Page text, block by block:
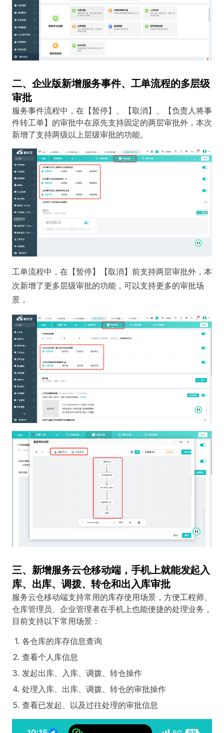
二、企业版新增服务事件、工单流程的多层级
审批
服务事件流程中，在【暂停】、【取消】、【负责人将事
件转工单】的审批中在原先支持固定的两层审批外，本次
新增了支持两级以上层级审批的功能。
工单流程中，在【暂停】【取消】前支持两层审批外，本
次新增了更多层级审批的功能，可以支持更多的审批场
景，
三、新增服务云仓移动端，手机上就能发起入
库、出库、调拨、转仓和出入库审批
服务云仓移动端支持常用的库存使用场景，方便工程师、
仓库管理员、企业管理者在手机上也能便捷的处理业务，
目前支持以下常用场景：
各仓库的库存信息查询
查看个人库信息
发起出库、入库、调拨、转仓操作
处理入库、出库、调拨、转仓的审批操作
查看已发起、以及过往处理的审批信息